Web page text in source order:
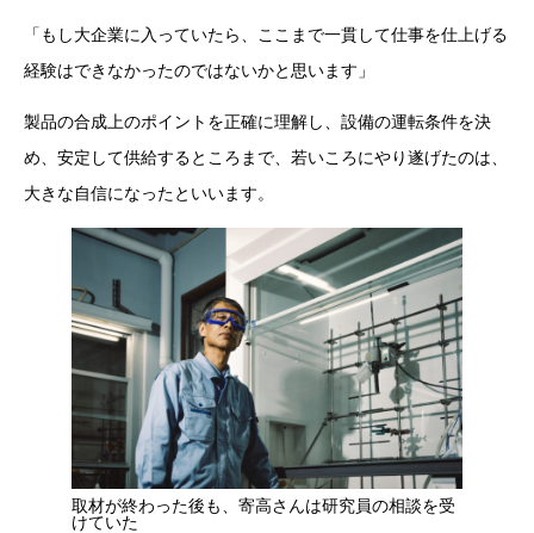
「もし大企業に入っていたら、ここまで一貫して仕事を仕上げる
経験はできなかったのではないかと思います」
製品の合成上のポイントを正確に理解し、設備の運転条件を決
め、安定して供給するところまで、若いころにやり遂げたのは、
大きな自信になったといいます。
取材が終わった後も、寄高さんは研究員の相談を受
けていた